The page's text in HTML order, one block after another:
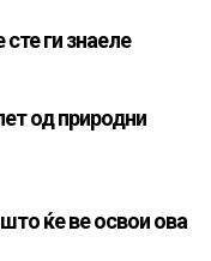
ги знаеле
од природни
ќе ве освои ова